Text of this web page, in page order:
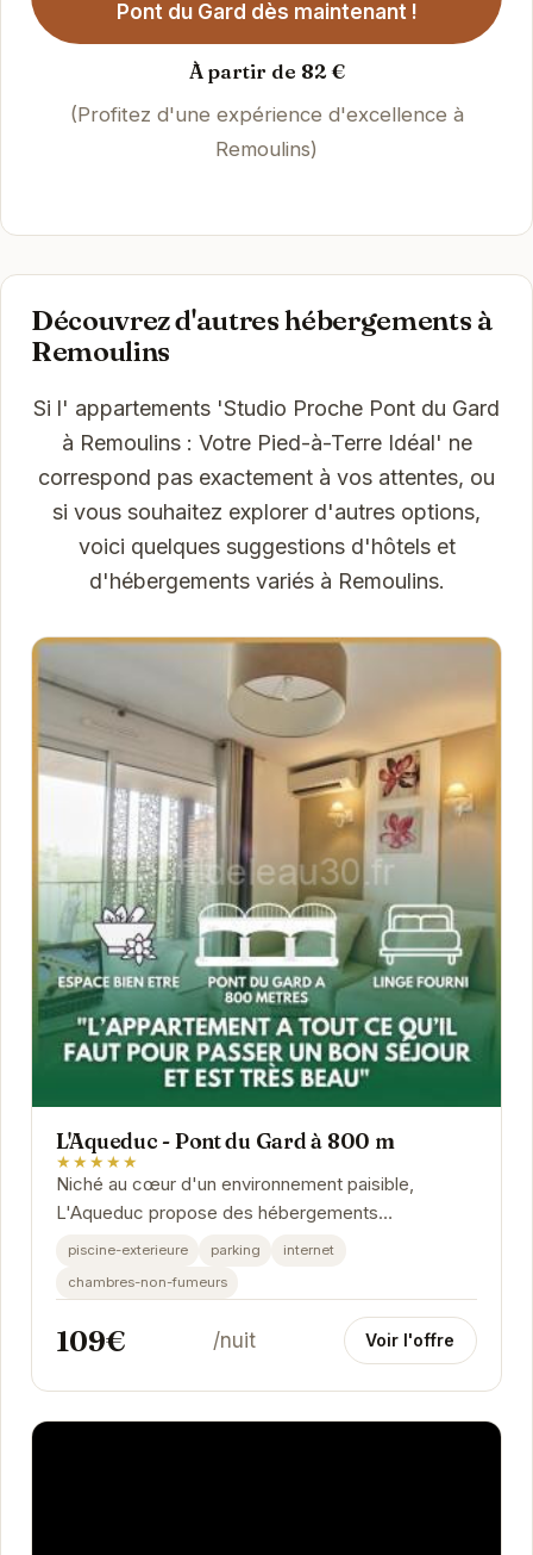
Pont du Gard dès maintenant !
À partir de 82 €
(Profitez d'une expérience d'excellence à
Remoulins)
Découvrez d'autres hébergements à
Remoulins
Si l' appartements 'Studio Proche Pont du Gard
à Remoulins : Votre Pied-à-Terre Idéal' ne
correspond pas exactement à vos attentes, ou
si vous souhaitez explorer d'autres options,
voici quelques suggestions d'hôtels et
d'hébergements variés à Remoulins.
L'Aqueduc - Pont du Gard à 800 m
★★★★★
Niché au cœur d'un environnement paisible,
L'Aqueduc propose des hébergements
confortables à proximité du célèbre Pont du Gard.
piscine-exterieure parking
internet
chambres-non-fumeurs
109€ /nuit Voir l'offre